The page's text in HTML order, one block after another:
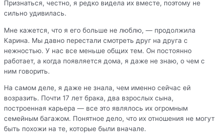
Признаться, честно, я редко видела их вместе, поэтому не
сильно удивилась.
Мне кажется, что я его больше не люблю, — продолжила
Карина. Мы давно перестали смотреть друг на друга с
нежностью. У нас все меньше общих тем. Он постоянно
работает, а когда появляется дома, я даже не знаю, о чем с
ним говорить.
На самом деле, я даже не знала, чем именно сейчас ей
возразить. Почти 17 лет брака, два взрослых сына,
построенная карьера — все это являлось их огромным
семейным багажом. Понятное дело, что их отношения не могут
быть похожи на те, которые были вначале.